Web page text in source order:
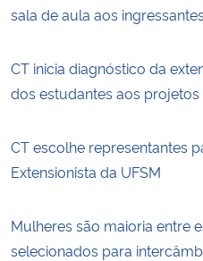
sala de aula aos ingressantes
CT inicia diagnóstico da
dos estudantes aos projetos
CT escolhe representantes
Extensionista da UFSM
Mulheres são maioria entre
selecionados para